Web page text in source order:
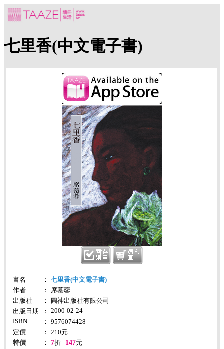
七里香(中文電子書)
書名 ：
七里香(中文電子書)
作者
：
席慕蓉
出版社
：
圓神出版社有限公司
出版日期
：
2000-02-24
ISBN
：
9576074428
定價
： 210元
特價
： 7折 147元